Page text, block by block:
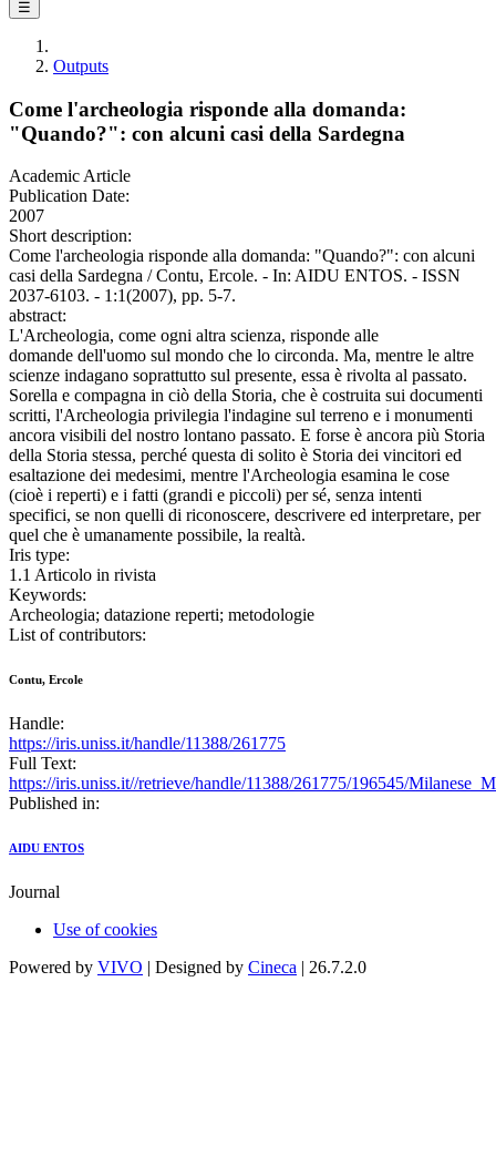
☰
Outputs
Come l'archeologia risponde alla domanda:
"Quando?": con alcuni casi della Sardegna
Academic Article
Publication Date:
2007
Short description:
Come l'archeologia risponde alla domanda: "Quando?": con alcuni
casi della Sardegna / Contu, Ercole. - In: AIDU ENTOS. - ISSN
2037-6103. - 1:1(2007), pp. 5-7.
abstract:
L'Archeologia, come ogni altra scienza, risponde alle
domande dell'uomo sul mondo che lo circonda. Ma, mentre le altre
scienze indagano soprattutto sul presente, essa è rivolta al passato.
Sorella e compagna in ciò della Storia, che è costruita sui documenti
scritti, l'Archeologia privilegia l'indagine sul terreno e i monumenti
ancora visibili del nostro lontano passato. E forse è ancora più Storia
della Storia stessa, perché questa di solito è Storia dei vincitori ed
esaltazione dei medesimi, mentre l'Archeologia esamina le cose
(cioè i reperti) e i fatti (grandi e piccoli) per sé, senza intenti
specifici, se non quelli di riconoscere, descrivere ed interpretare, per
quel che è umanamente possibile, la realtà.
Iris type:
1.1 Articolo in rivista
Keywords:
Archeologia; datazione reperti; metodologie
List of contributors:
Contu, Ercole
Handle:
https://iris.uniss.it/handle/11388/261775
Full Text:
https://iris.uniss.it//retrieve/handle/11388/261775/196545/
Published in:
AIDU ENTOS
Journal
Use of cookies
Powered by VIVO | Designed by Cineca | 26.7.2.0